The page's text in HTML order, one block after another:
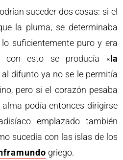
suceder dos cosas: si el
la pluma, se determinaba
suficientemente puro y era
con esto se producía « la
al difunto ya no se le permitía
pero si el corazón pesaba
podía entonces dirigirse
emplazado también
sucedía con las islas de los
griego.